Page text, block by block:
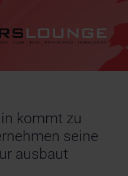
kommt zu
seine
ausbaut